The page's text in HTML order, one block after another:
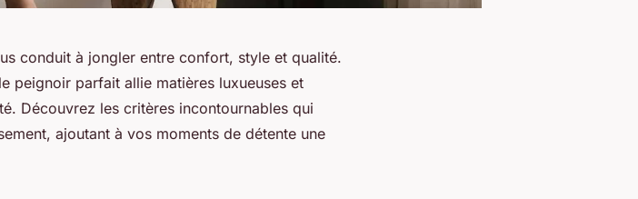
conduit à jongler entre confort, style et qualité.
peignoir parfait allie matières luxueuses et
Découvrez les critères incontournables qui
ajoutant à vos moments de détente une